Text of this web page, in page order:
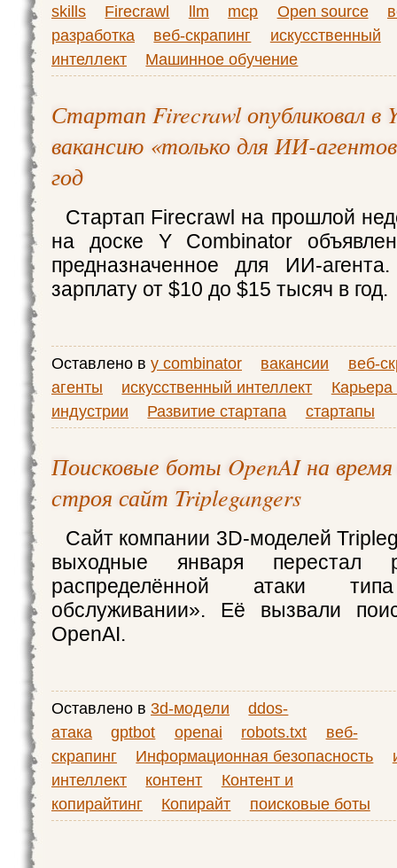
skills
Firecrawl llm mcp Open source
разработка
веб-скрапинг
искусственный
интеллект
Машинное обучение
Стартап Firecrawl опубликовал в
вакансию «только для ИИ-
год
Стартап Firecrawl на прошлой
на доске Y Combinator
предназначенное для ИИ-
зарплату от $10 до $15 тысяч в год.
Оставлено в y combinator вакансии
веб-
агенты
искусственный интеллект
Карьера
индустрии
Развитие стартапа стартапы
Поисковые боты OpenAI на время
строя сайт Triplegangers
Сайт компании 3D-моделей
выходные января перестал
распределённой атаки
обслуживании». Её вызвали
OpenAI.
Оставлено в 3d-модели
ddos-
атака
gptbot openai robots.txt
веб-
скрапинг
Информационная безопасность
интеллект
контент
Контент и
копирайтинг
Копирайт поисковые боты